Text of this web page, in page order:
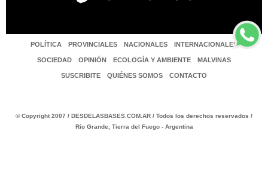
POLÍTICA PROVINCIALES NACIONALES INTERNACIONALES
SOCIEDAD OPINIÓN ECOLOGÍA Y AMBIENTE MALVINAS
SUSCRIBITE QUIÉNES SOMOS CONTACTO
© Copyright 2007 / DESDELASBASES.COM.AR / Todos los derechos reservados /
Río Grande, Tierra del Fuego - Argentina